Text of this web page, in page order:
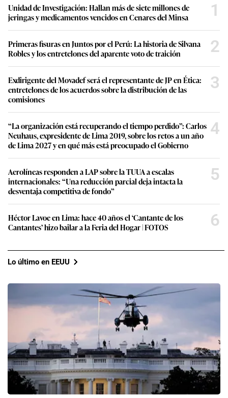
Unidad de Investigación: Hallan más de siete millones de
jeringas y medicamentos vencidos en Cenares del Minsa
1
Primeras fisuras en Juntos por el Perú: La historia de Silvana
Robles y los entretelones del aparente voto de traición
2
Exdirigente del Movadef será el representante de JP en Ética:
entretelones de los acuerdos sobre la distribución de las
comisiones
3
“La organización está recuperando el tiempo perdido”: Carlos
Neuhaus, expresidente de Lima 2019, sobre los retos a un año
de Lima 2027 y en qué más está preocupado el Gobierno
4
Aerolíneas responden a LAP sobre la TUUA a escalas
internacionales: “Una reducción parcial deja intacta la
desventaja competitiva de fondo”
5
Héctor Lavoe en Lima: hace 40 años el ‘Cantante de los
Cantantes’ hizo bailar a la Feria del Hogar | FOTOS
6
Lo último en EEUU